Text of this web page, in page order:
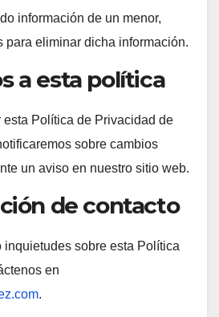
información de un menor,
para eliminar dicha información.
a esta política
esta Política de Privacidad de
sobre cambios
un aviso en nuestro sitio web.
de contacto
inquietudes sobre esta Política
en
.